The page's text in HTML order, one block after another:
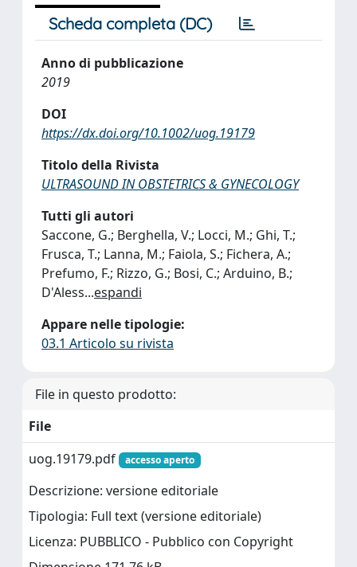
Scheda completa (DC)
Anno di pubblicazione
2019
DOI
https://dx.doi.org/10.1002/uog.19179
Titolo della Rivista
ULTRASOUND IN OBSTETRICS & GYNECOLOGY
Tutti gli autori
Saccone, G.; Berghella, V.; Locci, M.; Ghi, T.;
Frusca, T.; Lanna, M.; Faiola, S.; Fichera, A.;
Prefumo, F.; Rizzo, G.; Bosi, C.; Arduino, B.;
D'Aless...espandi
Appare nelle tipologie:
03.1 Articolo su rivista
File in questo prodotto:
File
uog.19179.pdf
accesso aperto
Descrizione: versione editoriale
Tipologia: Full text (versione editoriale)
Licenza: PUBBLICO - Pubblico con Copyright